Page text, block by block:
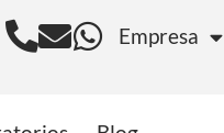
Empresa